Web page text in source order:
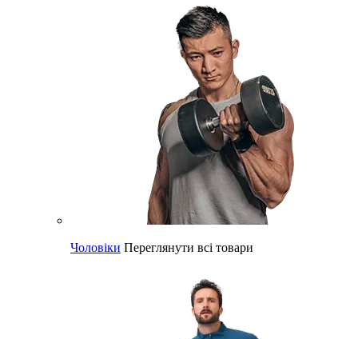
Чоловіки Переглянути всі товари